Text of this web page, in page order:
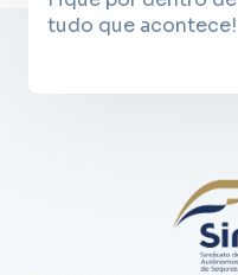
tudo que acontece!